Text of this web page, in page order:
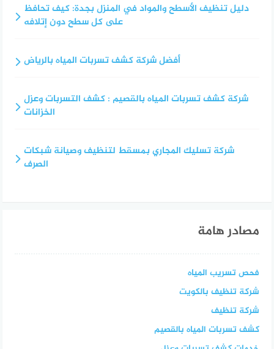
دليل تنظيف الأسطح والمواد في المنزل بجدة: كيف تحافظ
على كل سطح دون إتلافه
أفضل شركة كشف تسربات المياه بالرياض
شركة كشف تسربات المياه بالقصيم : كشف التسربات وعزل
الخزانات
شركة تسليك المجاري بمسقط لتنظيف وصيانة شبكات
الصرف
مصادر هامة
فحص تسريب المياه
شركة تنظيف بالكويت
شركة تنظيف
كشف تسربات المياه بالقصيم